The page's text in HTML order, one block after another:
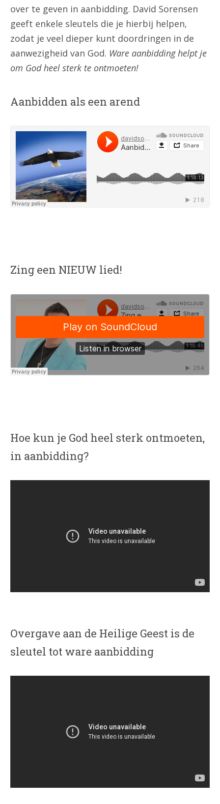
over te geven in aanbidding. David Sorensen
geeft enkele sleutels die je hierbij helpen,
zodat je veel dieper kunt doordringen in de
aanwezigheid van God. Ware aanbidding helpt je
om God heel sterk te ontmoeten!
Aanbidden als een arend
Zing een NIEUW lied!
Hoe kun je God heel sterk ontmoeten,
in aanbidding?
Overgave aan de Heilige Geest is de
sleutel tot ware aanbidding